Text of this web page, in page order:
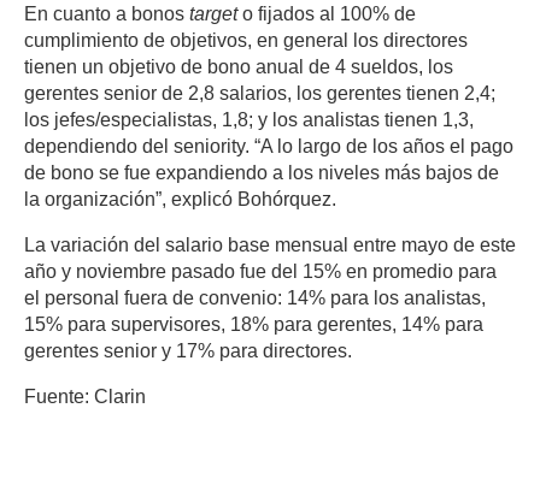
En cuanto a bonos targeto fijados al 100% de
cumplimiento de objetivos, en general los directores
tienen un objetivo de bono anual de 4 sueldos, los
gerentes senior de 2,8 salarios, los gerentes tienen 2,4;
los jefes/especialistas, 1,8; y los analistas tienen 1,3,
dependiendo del seniority. “A lo largo de los años el pago
de bono se fue expandiendo a los niveles más bajos de
la organización”, explicó Bohórquez.
La variación del salario base mensual entre mayo de este
año y noviembre pasado fue del 15% en promedio para
el personal fuera de convenio: 14% para los analistas,
15% para supervisores, 18% para gerentes, 14% para
gerentes senior y 17% para directores.
Fuente: Clarin